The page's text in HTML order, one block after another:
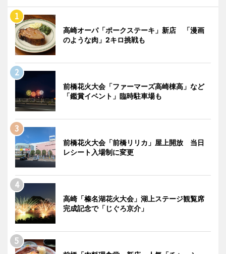
高崎オーパ「ポークステーキ」新店 「漫画
のような肉」2キロ挑戦も
前橋花火大会「ファーマーズ高崎棟高」など
「鑑賞イベント」臨時駐車場も
前橋花火大会「前橋リリカ」屋上開放 当日
レシート入場制に変更
高崎「榛名湖花火大会」湖上ステージ観覧席
完成記念で「じぐろ京介」